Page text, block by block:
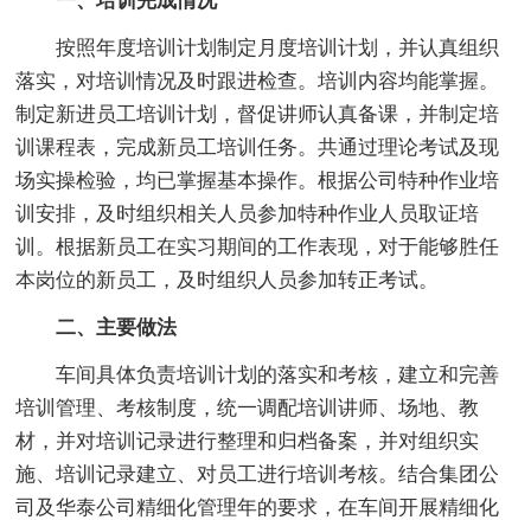
按照年度培训计划制定月度培训计划，并认真组织
落实，对培训情况及时跟进检查。培训内容均能掌握。
制定新进员工培训计划，督促讲师认真备课，并制定培
训课程表，完成新员工培训任务。共通过理论考试及现
场实操检验，均已掌握基本操作。根据公司特种作业培
训安排，及时组织相关人员参加特种作业人员取证培
训。根据新员工在实习期间的工作表现，对于能够胜任
本岗位的新员工，及时组织人员参加转正考试。
二、主要做法
车间具体负责培训计划的落实和考核，建立和完善
培训管理、考核制度，统一调配培训讲师、场地、教
材，并对培训记录进行整理和归档备案，并对组织实
施、培训记录建立、对员工进行培训考核。结合集团公
司及华泰公司精细化管理年的要求，在车间开展精细化